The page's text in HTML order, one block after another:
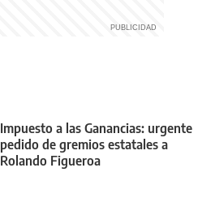
Impuesto a las Ganancias: urgente
pedido de gremios estatales a
Rolando Figueroa